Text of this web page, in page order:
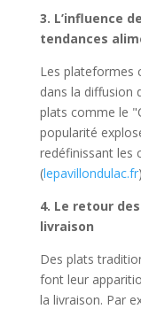
3. L’influence
tendances
Les plateformes
dans la diffusion
plats comme le
popularité
redéfinissant les
(lepavillondulac.fr)
4. Le retour
livraison
Des plats
font leur
la livraison. Par